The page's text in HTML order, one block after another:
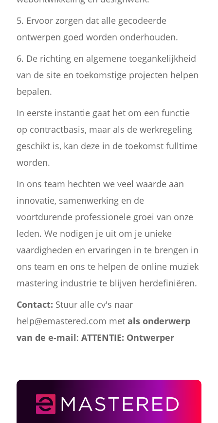
5. Ervoor zorgen dat alle gecodeerde
ontwerpen goed worden onderhouden.
6. De richting en algemene toegankelijkheid
van de site en toekomstige projecten helpen
bepalen.
In eerste instantie gaat het om een functie
op contractbasis, maar als de werkregeling
geschikt is, kan deze in de toekomst fulltime
worden.
In ons team hechten we veel waarde aan
innovatie, samenwerking en de
voortdurende professionele groei van onze
leden. We nodigen je uit om je unieke
vaardigheden en ervaringen in te brengen in
ons team en ons te helpen de online muziek
mastering industrie te blijven herdefiniëren.
Contact: Stuur alle cv's naar
help@emastered.com met als onderwerp
van de e-mail: ATTENTIE: Ontwerper